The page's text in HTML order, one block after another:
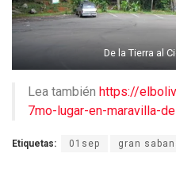
De la Tierra al
Lea también https://
7mo-lugar-en-maravilla-
Etiquetas: 01sep gran